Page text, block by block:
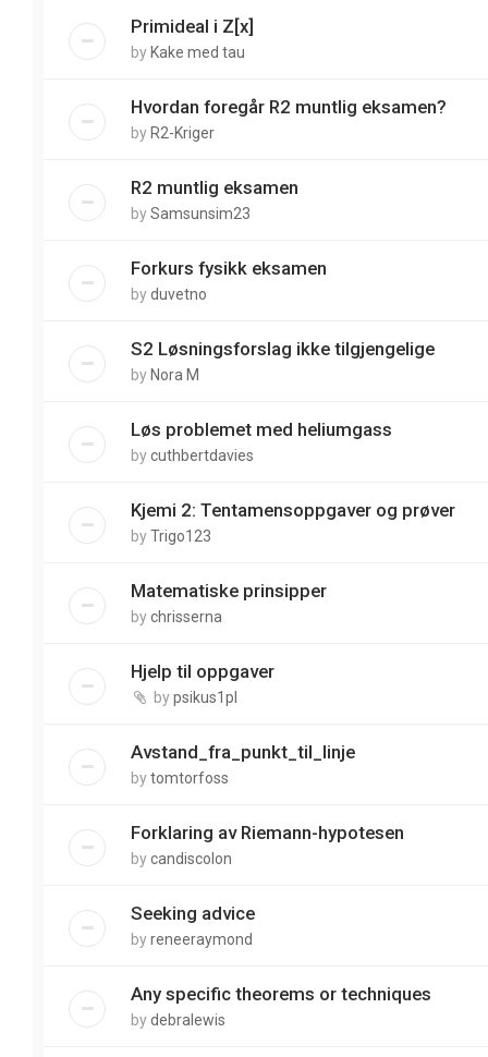
Primideal i Z[x]
by Kake med tau
Hvordan foregår R2 muntlig eksamen?
by R2-Kriger
R2 muntlig eksamen
bySamsunsim23
Forkurs fysikk eksamen
byduvetno
S2 Løsningsforslag ikke tilgjengelige
by Nora M
Løs problemet med heliumgass
bycuthbertdavies
Kjemi 2: Tentamensoppgaver og prøver
byTrigo123
Matematiske prinsipper
bychrisserna
Hjelp til oppgaver
bypsikus1pl
Avstand_fra_punkt_til_linje
bytomtorfoss
Forklaring av Riemann-hypotesen
bycandiscolon
Seeking advice
byreneeraymond
Any specific theorems or techniques
bydebralewis